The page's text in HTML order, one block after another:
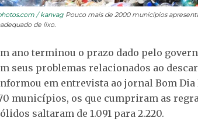
/ kanvag Pouco mais de 2000 municípios
de lixo.
ano terminou o prazo dado pelo
seus problemas relacionados ao
em entrevista ao jornal Bom Dia
municípios, os que cumpriram as
saltaram de 1.091 para 2.220.